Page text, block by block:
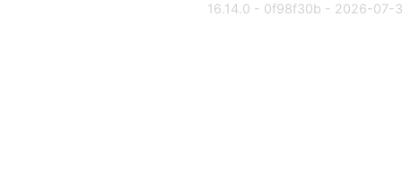
16.14.0 - 0f98f30b - 2026-07-